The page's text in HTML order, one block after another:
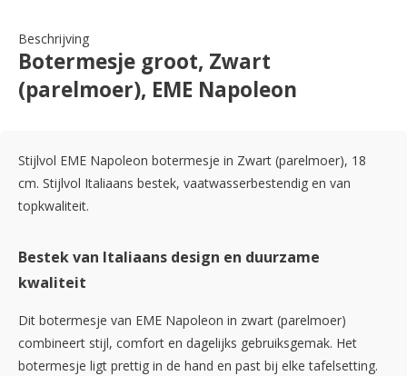
Beschrijving
Botermesje groot, Zwart
(parelmoer), EME Napoleon
Stijlvol EME Napoleon botermesje in Zwart (parelmoer), 18
cm. Stijlvol Italiaans bestek, vaatwasserbestendig en van
topkwaliteit.
Bestek van Italiaans design en duurzame
kwaliteit
Dit botermesje van EME Napoleon in zwart (parelmoer)
combineert stijl, comfort en dagelijks gebruiksgemak. Het
botermesje ligt prettig in de hand en past bij elke tafelsetting.